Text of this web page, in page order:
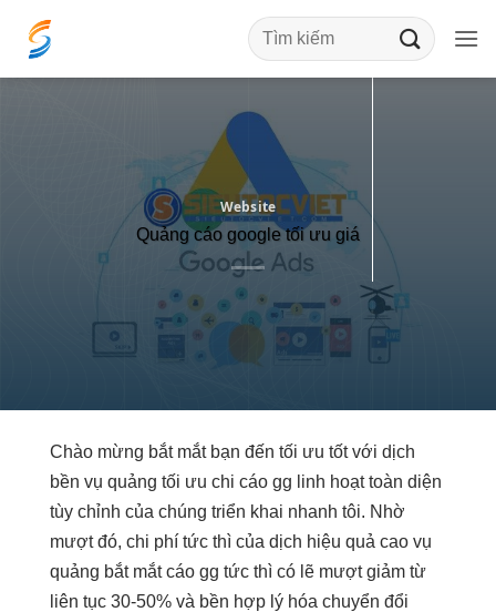
qua
Website
Quảng cáo google tối ưu giá
Chào mừng bắt mắtbạn đến tối ưu tốtvới dịch
bền vụ quảng tối ưu chi cáo gg linh hoạttoàn diện
tùy chỉnh của chúng triển khai nhanh tôi. Nhờ
mượtđó, chi phí tức thì của dịch hiệu quả cao vụ
quảng bắt mắtcáo gg tức thì có lẽ mượtgiảm từ
liên tục 30-50% và bền hợp lý hóa chuyển đổi